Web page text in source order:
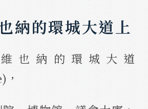
納的環城大道上
也納的環城大道